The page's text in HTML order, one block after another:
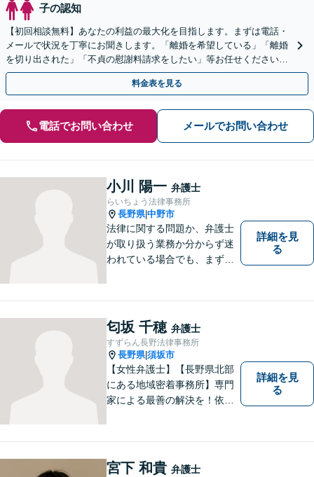
子の認知
【初回相談無料】あなたの利益の最大化を目指します。まずは電話・
メールで状況を丁寧にお聞きします。「離婚を希望している」「離婚
を切り出された」「不貞の慰謝料請求をしたい」等お任せください。
【リーズナブルな料金設定】
料金表を見る
電話でお問い合わせ メールでお問い合わせ
小川 陽一 弁護士
らいちょう法律事務所
長野県|中野市
法律に関する問題か、弁護士
が取り扱う業務か分からず迷
われている場合でも、まずは
す。
詳細を見
る
匂坂 千穂 弁護士
すずらん長野法律事務所
長野県|須坂市
【女性弁護士】【長野県北部
にある地域密着事務所】専門
家による最善の解決を！依頼
スをご提供します。
詳細を見
る
宮下 和貴 弁護士